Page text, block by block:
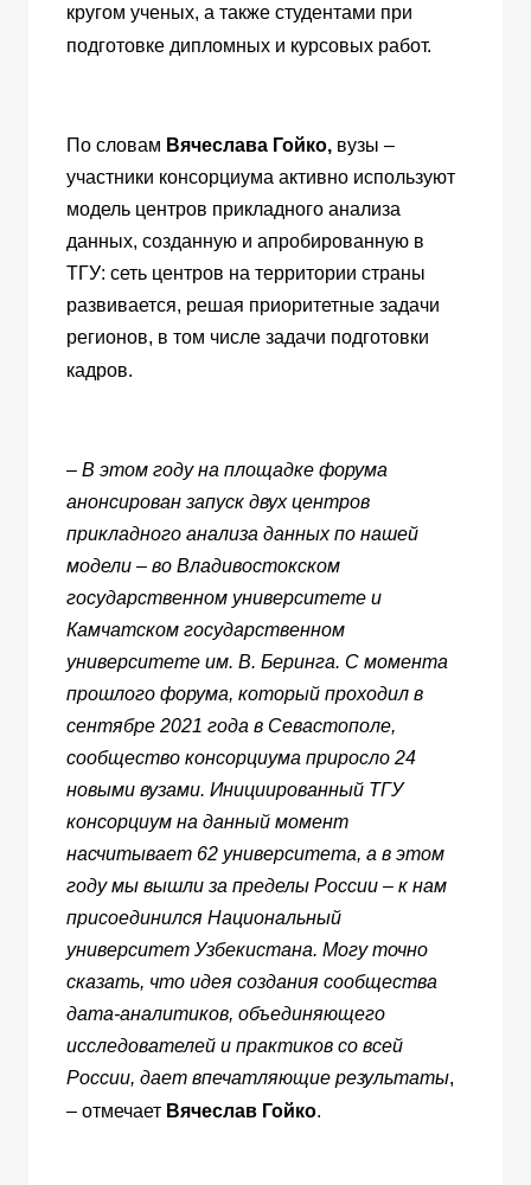
кругом ученых, а также студентами при
подготовке дипломных и курсовых работ.
По словам Вячеслава Гойко,вузы –
участники консорциума активно используют
модель центров прикладного анализа
данных, созданную и апробированную в
ТГУ: сеть центров на территории страны
развивается, решая приоритетные задачи
регионов, в том числе задачи подготовки
кадров.
– В этом году на площадке форума
анонсирован запуск двух центров
прикладного анализа данных по нашей
модели – во Владивостокском
государственном университете и
Камчатском государственном
университете им. В. Беринга. С момента
прошлого форума, который проходил в
сентябре 2021 года в Севастополе,
сообщество консорциума приросло 24
новыми вузами. Инициированный ТГУ
консорциум на данный момент
насчитывает 62 университета, а в этом
году мы вышли за пределы России – к нам
присоединился Национальный
университет Узбекистана. Могу точно
сказать, что идея создания сообщества
дата-аналитиков, объединяющего
исследователей и практиков со всей
России, дает впечатляющие результаты,
– отмечает Вячеслав Гойко.